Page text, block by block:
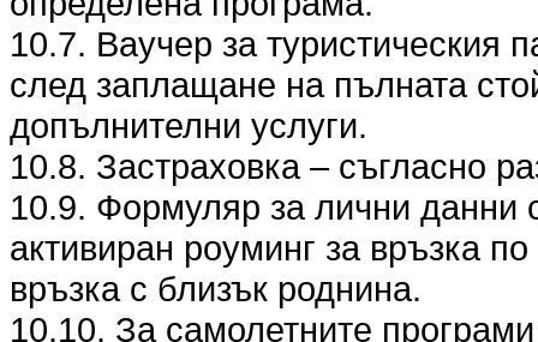
10.7. Ваучер за туристическия
след заплащане на пълната
допълнителни услуги.
10.8. Застраховка – съгласно
10.9. Формуляр за лични данни
активиран роуминг за връзка
връзка с близък роднина.
10.10. За самолетните